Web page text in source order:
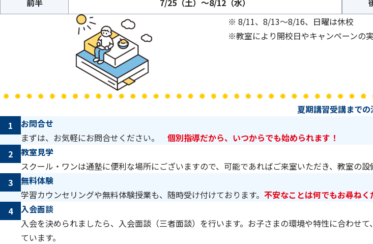
※ 8/11、8/13～8/16、日曜は休校
※教室により開校日やキャンペーンの
夏期講習受講までの
1
お問合せ
まずは、お気軽にお問合せください。 個別指導だから、いつからでも始められます！
2
教室見学
スクール・ワンは通塾に便利な場所にございますので、可能であればご来室いただき、教室の設
3
無料体験
学習カウンセリングや無料体験授業も、随時受け付けております。 不安なことは何でもお尋ねく
4
入会面談
入会を決められましたら、入会面談（三者面談）を行います。お子さまの環境や特性に合わせ
ています。